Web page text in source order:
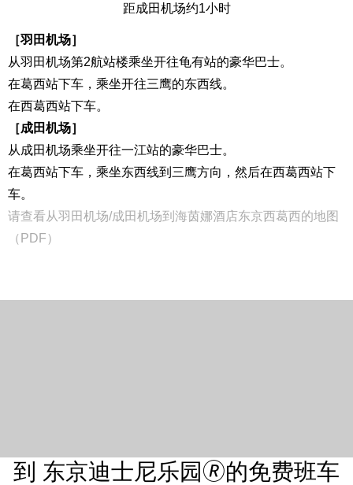
距成田机场约1小时
［羽田机场］
从羽田机场第2航站楼乘坐开往龟有站的豪华巴士。
在葛西站下车，乘坐开往三鹰的东西线。
在西葛西站下车。
［成田机场］
从成田机场乘坐开往一江站的豪华巴士。
在葛西站下车，乘坐东西线到三鹰方向，然后在西葛西站下
车。
请查看从羽田机场/成田机场到海茵娜酒店东京西葛西的地图
（PDF）
到 东京迪士尼乐园🄬的免费班车